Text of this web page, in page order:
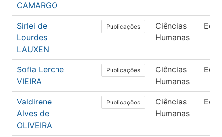
CAMARGO
Sirlei de
Lourdes
LAUXEN
Publicações
Ciências
Humanas
Sofia Lerche
VIEIRA
Publicações
Ciências
Humanas
Valdirene
Alves de
OLIVEIRA
Publicações
Ciências
Humanas